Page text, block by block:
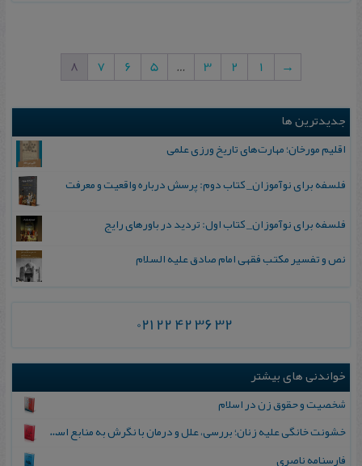
→
1
2
3
…
5
6
7
8
جدیدترین ها
اقلیم مورخان؛ مهارت‌های تاریخ ورزی علمی
فلسفه برای نوآموزان_ کتاب دوم: پرسش درباره واقعیت و معرفت
فلسفه برای نوآموزان_ کتاب اول: تردید در باورهای رایج
نص و تفسیر مکتب فقهی امام صادق علیه السلام
021 22 42 36 32
خواندنی های بیشتر
ش‍خ‍صیت‌ و ح‍ق‍وق‌ زن‌ در اس‍لام
خشونت خانگی علیه زنان؛ بررسی، علل و درمان با نگرش به منابع اسلامی
فارسنامه ناصری